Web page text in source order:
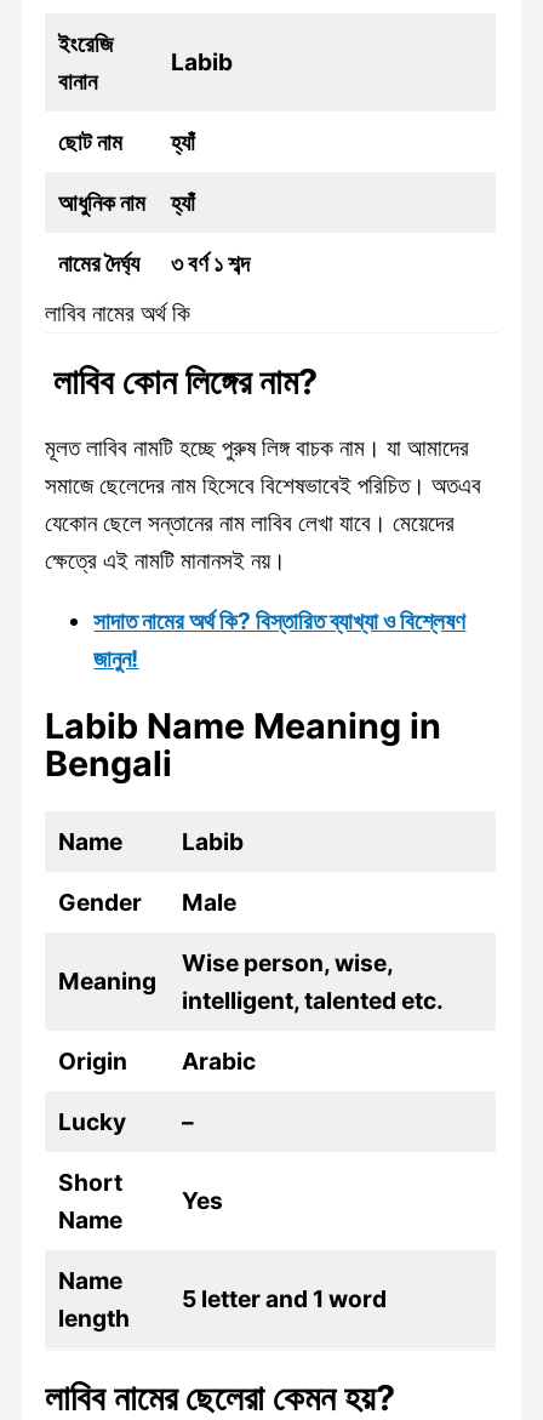
ইংরেজি
বানান
Labib
ছোট নাম হ্যাঁ
আধুনিক নাম হ্যাঁ
নামের দৈর্ঘ্য
৩ বর্ণ ১ শব্দ
লাবিব নামের অর্থ কি
লাবিব কোন লিঙ্গের নাম?
মূলত লাবিব নামটি হচ্ছে পুরুষ লিঙ্গ বাচক নাম। যা আমাদের
সমাজে ছেলেদের নাম হিসেবে বিশেষভাবেই পরিচিত। অতএব
যেকোন ছেলে সন্তানের নাম লাবিব লেখা যাবে। মেয়েদের
ক্ষেত্রে এই নামটি মানানসই নয়।
সাদাত নামের অর্থ কি? বিস্তারিত ব্যাখ্যা ও বিশ্লেষণ
জানুন!
Labib Name Meaning in
Bengali
Name Labib
Gender Male
Meaning
Wise person, wise,
intelligent, talented etc.
Origin Arabic
Lucky –
Short
Name
Yes
Name
length
5 letter and 1 word
লাবিব নামের ছেলেরা কেমন হয়?